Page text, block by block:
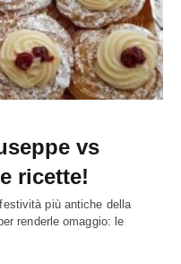
vs
ricette!
più antiche della
renderle omaggio: le